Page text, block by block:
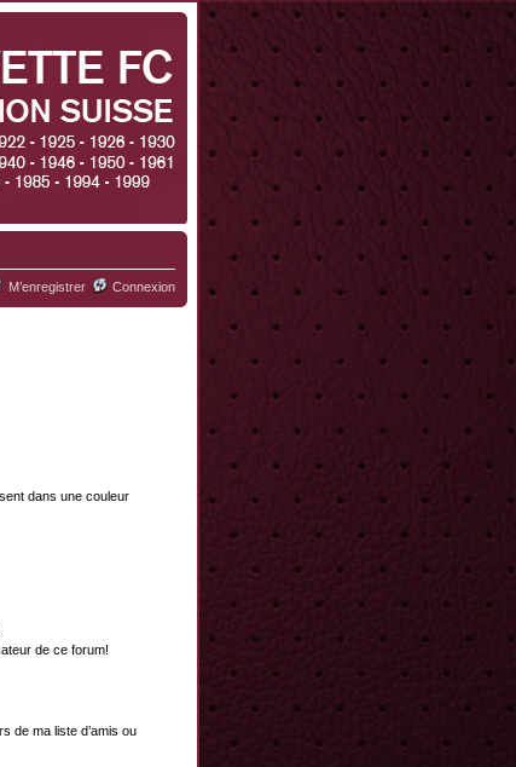
M’enregistrer Connexion
dans une couleur
de ce forum!
de ma liste d’amis ou